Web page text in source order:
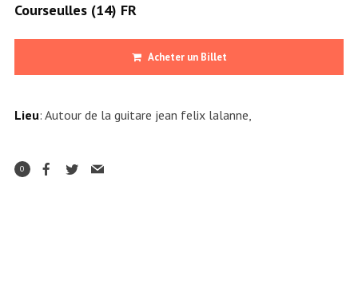
Courseulles (14) FR
Acheter un Billet
Lieu: Autour de la guitare jean felix lalanne,
0